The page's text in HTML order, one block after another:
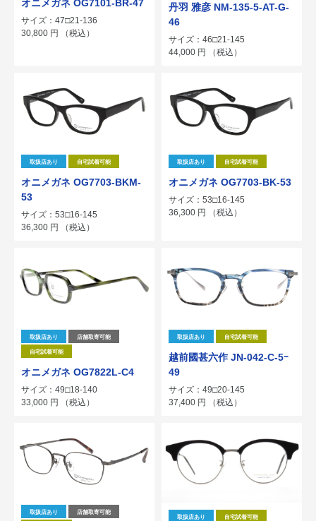
オニメガネ OG7101-BR-47
サイズ：47□21-136
30,800 円 （税込）
丹羽 雅彦 NM-135-5-AT-G-
46
サイズ：46□21-145
44,000 円 （税込）
取扱店あり 自宅試着可能
オニメガネ OG7703-BKM-
53
サイズ：53□16-145
36,300 円 （税込）
取扱店あり 自宅試着可能
オニメガネ OG7703-BK-53
サイズ：53□16-145
36,300 円 （税込）
取扱店あり 店舗取寄可能
自宅試着可能
オニメガネ OG7822L-C4
サイズ：49□18-140
33,000 円 （税込）
取扱店あり 自宅試着可能
越前國甚六作 JN-042-C-5ｰ
49
サイズ：49□20-145
37,400 円 （税込）
取扱店あり 店舗取寄可能
取扱店あり 自宅試着可能